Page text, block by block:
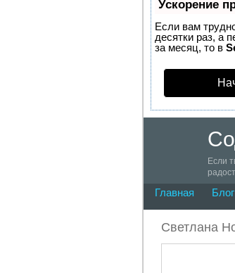
Ускорение
Если вам
десятки раз, а
за месяц, то в
Если
Главная Блог
Светлана